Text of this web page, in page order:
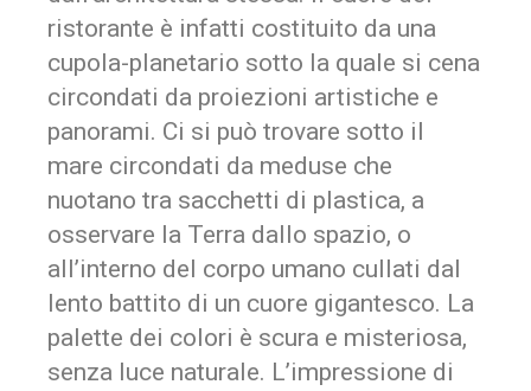
ristorante è infatti costituito da una
cupola-planetario sotto la quale si cena
circondati da proiezioni artistiche e
panorami. Ci si può trovare sotto il
mare circondati da meduse che
nuotano tra sacchetti di plastica, a
osservare la Terra dallo spazio, o
all’interno del corpo umano cullati dal
lento battito di un cuore gigantesco. La
palette dei colori è scura e misteriosa,
senza luce naturale. L’impressione di